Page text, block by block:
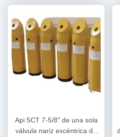
industria del petróleo y el
gas
Api 5CT 7-5/8" de una sola
válvula nariz excéntrica de